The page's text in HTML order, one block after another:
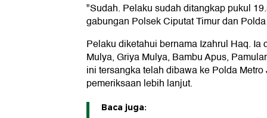
"Sudah. Pelaku sudah ditangkap pukul
gabungan Polsek Ciputat Timur dan
Pelaku diketahui bernama Izahrul Haq. Ia
Mulya, Griya Mulya, Bambu Apus,
ini tersangka telah dibawa ke Polda
pemeriksaan lebih lanjut.
Baca juga: